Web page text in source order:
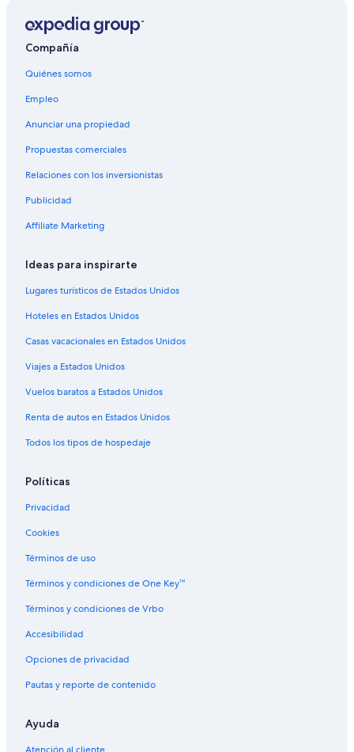
Compañía
Quiénes somos
Empleo
Anunciar una propiedad
Propuestas comerciales
Relaciones con los inversionistas
Publicidad
Affiliate Marketing
Ideas para inspirarte
Lugares turísticos de Estados Unidos
Hoteles en Estados Unidos
Casas vacacionales en Estados Unidos
Viajes a Estados Unidos
Vuelos baratos a Estados Unidos
Renta de autos en Estados Unidos
Todos los tipos de hospedaje
Políticas
Privacidad
Cookies
Términos de uso
Términos y condiciones de One Key™
Términos y condiciones de Vrbo
Accesibilidad
Opciones de privacidad
Pautas y reporte de contenido
Ayuda
Atención al cliente